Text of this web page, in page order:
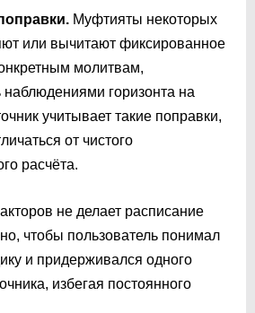
Муфтияты некоторых
или вычитают фиксированное
молитвам,
наблюдениями горизонта на
учитывает такие поправки,
от чистого
расчёта.
не делает расписание
чтобы пользователь понимал
и придерживался одного
избегая постоянного